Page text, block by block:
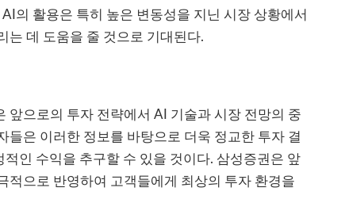
의 활용은 특히 높은 변동성을 지닌 시장 상황에서
는 데 도움을 줄 것으로 기대된다.
앞으로의 투자 전략에서 AI 기술과 시장 전망의 중
들은 이러한 정보를 바탕으로 더욱 정교한 투자 결
인 수익을 추구할 수 있을 것이다. 삼성증권은 앞
적으로 반영하여 고객들에게 최상의 투자 환경을